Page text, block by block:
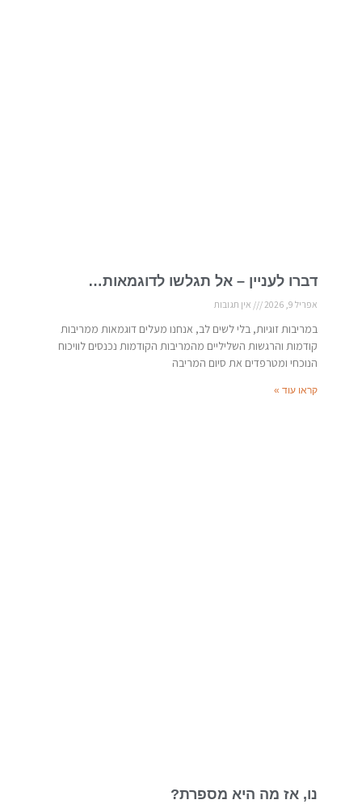
דברו לעניין – אל תגלשו לדוגמאות…
אפריל 9, 2026 אין תגובות
במריבות זוגיות, בלי לשים לב, אנחנו מעלים דוגמאות ממריבות
קודמות והרגשות השליליים מהמריבות הקודמות נכנסים לוויכוח
הנוכחי ומטרפדים את סיום המריבה
קראו עוד »
נו, אז מה היא מספרת?